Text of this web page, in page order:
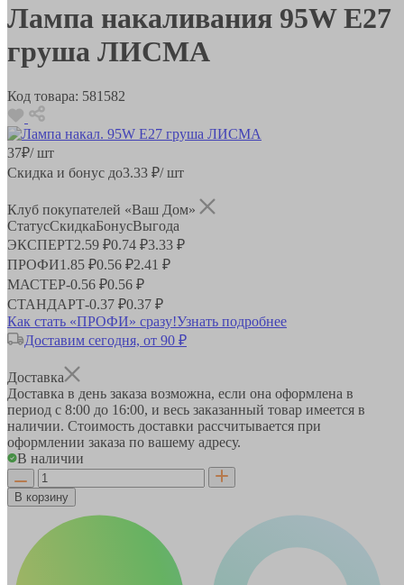
Лампа накаливания 95W E27
груша ЛИСМА
Код товара: 581582
37₽/ шт
Скидка и бонус до3.33 ₽/ шт
Клуб покупателей «Ваш Дом»
СтатусСкидкаБонусВыгода
ЭКСПЕРТ2.59 ₽0.74 ₽3.33 ₽
ПРОФИ1.85 ₽0.56 ₽2.41 ₽
МАСТЕР-0.56 ₽0.56 ₽
СТАНДАРТ-0.37 ₽0.37 ₽
Как стать «ПРОФИ» сразу!Узнать подробнее
Доставим сегодня, от 90 ₽
Доставка
Доставка в день заказа возможна, если она оформлена в
период с 8:00 до 16:00, и весь заказанный товар имеется в
наличии. Стоимость доставки рассчитывается при
оформлении заказа по вашему адресу.
В наличии
В корзину